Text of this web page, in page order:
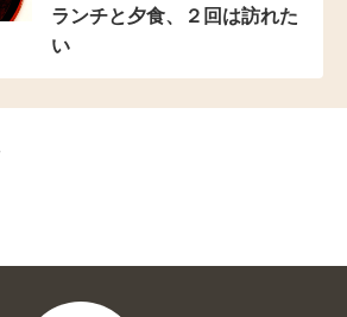
ランチと夕食、２回は訪れた
い